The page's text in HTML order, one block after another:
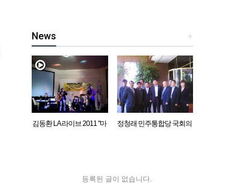
+
News
김동환 LA 라이브 2011 "마
정청래 민주통합당 국회의
등록된 글이 없습니다.